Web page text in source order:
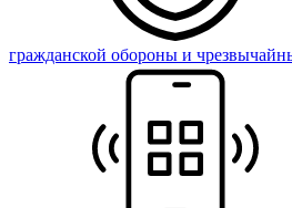
гражданской обороны и